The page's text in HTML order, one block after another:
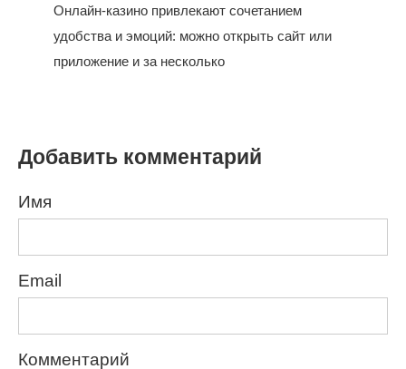
Онлайн-казино привлекают сочетанием
удобства и эмоций: можно открыть сайт или
приложение и за несколько
Добавить комментарий
Имя
Email
Комментарий